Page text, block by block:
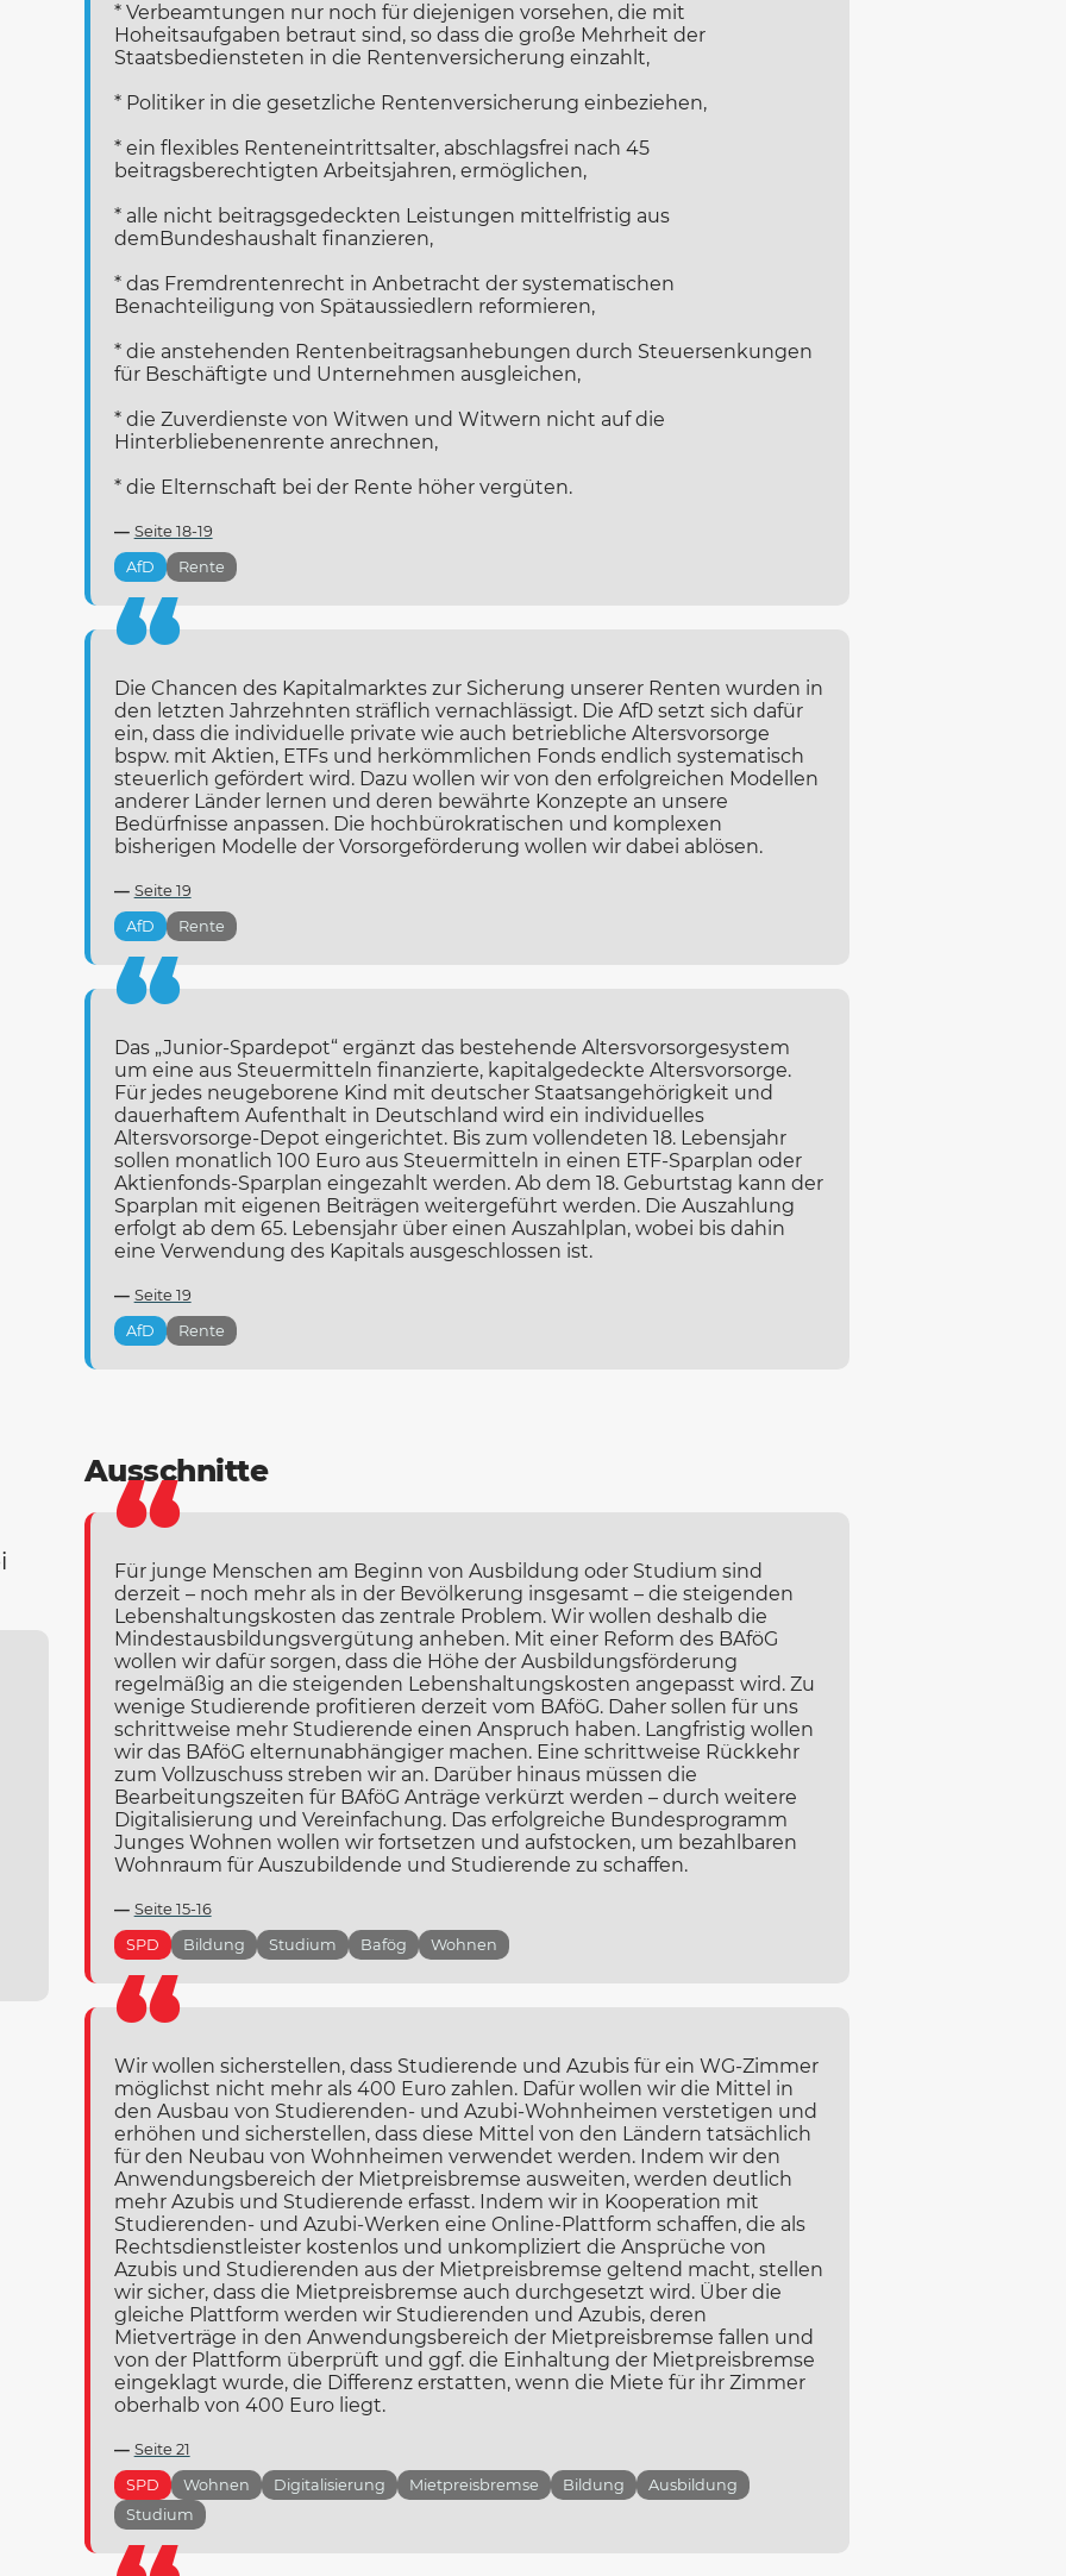
* Verbeamtungen nur noch für diejenigen vorsehen, die mit
Hoheitsaufgaben betraut sind, so dass die große Mehrheit der
Staatsbediensteten in die Rentenversicherung einzahlt,
* Politiker in die gesetzliche Rentenversicherung einbeziehen,
* ein flexibles Renteneintrittsalter, abschlagsfrei nach 45
beitragsberechtigten Arbeitsjahren, ermöglichen,
* alle nicht beitragsgedeckten Leistungen mittelfristig aus
demBundeshaushalt finanzieren,
* das Fremdrentenrecht in Anbetracht der systematischen
Benachteiligung von Spätaussiedlern reformieren,
* die anstehenden Rentenbeitragsanhebungen durch Steuersenkungen
für Beschäftigte und Unternehmen ausgleichen,
* die Zuverdienste von Witwen und Witwern nicht auf die
Hinterbliebenenrente anrechnen,
* die Elternschaft bei der Rente höher vergüten.
Seite 18-19
AfD
Rente
Die Chancen des Kapitalmarktes zur Sicherung unserer Renten wurden in
den letzten Jahrzehnten sträflich vernachlässigt. Die AfD setzt sich dafür
ein, dass die individuelle private wie auch betriebliche Altersvorsorge
bspw. mit Aktien, ETFs und herkömmlichen Fonds endlich systematisch
steuerlich gefördert wird. Dazu wollen wir von den erfolgreichen Modellen
anderer Länder lernen und deren bewährte Konzepte an unsere
Bedürfnisse anpassen. Die hochbürokratischen und komplexen
bisherigen Modelle der Vorsorgeförderung wollen wir dabei ablösen.
Seite 19
AfD
Rente
Das „Junior-Spardepot“ ergänzt das bestehende Altersvorsorgesystem
um eine aus Steuermitteln finanzierte, kapitalgedeckte Altersvorsorge.
Für jedes neugeborene Kind mit deutscher Staatsangehörigkeit und
dauerhaftem Aufenthalt in Deutschland wird ein individuelles
Altersvorsorge-Depot eingerichtet. Bis zum vollendeten 18. Lebensjahr
sollen monatlich 100 Euro aus Steuermitteln in einen ETF-Sparplan oder
Aktienfonds-Sparplan eingezahlt werden. Ab dem 18. Geburtstag kann der
Sparplan mit eigenen Beiträgen weitergeführt werden. Die Auszahlung
erfolgt ab dem 65. Lebensjahr über einen Auszahlplan, wobei bis dahin
eine Verwendung des Kapitals ausgeschlossen ist.
Seite 19
AfD
Rente
Ausschnitte
Für junge Menschen am Beginn von Ausbildung oder Studium sind
derzeit – noch mehr als in der Bevölkerung insgesamt – die steigenden
Lebenshaltungskosten das zentrale Problem. Wir wollen deshalb die
Mindestausbildungsvergütung anheben. Mit einer Reform des BAföG
wollen wir dafür sorgen, dass die Höhe der Ausbildungsförderung
regelmäßig an die steigenden Lebenshaltungskosten angepasst wird. Zu
wenige Studierende profitieren derzeit vom BAföG. Daher sollen für uns
schrittweise mehr Studierende einen Anspruch haben. Langfristig wollen
wir das BAföG elternunabhängiger machen. Eine schrittweise Rückkehr
zum Vollzuschuss streben wir an. Darüber hinaus müssen die
Bearbeitungszeiten für BAföG Anträge verkürzt werden – durch weitere
Digitalisierung und Vereinfachung. Das erfolgreiche Bundesprogramm
Junges Wohnen wollen wir fortsetzen und aufstocken, um bezahlbaren
Wohnraum für Auszubildende und Studierende zu schaffen.
Seite 15-16
SPD
Bildung Studium Bafög Wohnen
Wir wollen sicherstellen, dass Studierende und Azubis für ein WG-Zimmer
möglichst nicht mehr als 400 Euro zahlen. Dafür wollen wir die Mittel in
den Ausbau von Studierenden- und Azubi-Wohnheimen verstetigen und
erhöhen und sicherstellen, dass diese Mittel von den Ländern tatsächlich
für den Neubau von Wohnheimen verwendet werden. Indem wir den
Anwendungsbereich der Mietpreisbremse ausweiten, werden deutlich
mehr Azubis und Studierende erfasst. Indem wir in Kooperation mit
Studierenden- und Azubi-Werken eine Online-Plattform schaffen, die als
Rechtsdienstleister kostenlos und unkompliziert die Ansprüche von
Azubis und Studierenden aus der Mietpreisbremse geltend macht, stellen
wir sicher, dass die Mietpreisbremse auch durchgesetzt wird. Über die
gleiche Plattform werden wir Studierenden und Azubis, deren
Mietverträge in den Anwendungsbereich der Mietpreisbremse fallen und
von der Plattform überprüft und ggf. die Einhaltung der Mietpreisbremse
eingeklagt wurde, die Differenz erstatten, wenn die Miete für ihr Zimmer
oberhalb von 400 Euro liegt.
Seite 21
SPD
Wohnen Digitalisierung Mietpreisbremse Bildung
Ausbildung
Studium